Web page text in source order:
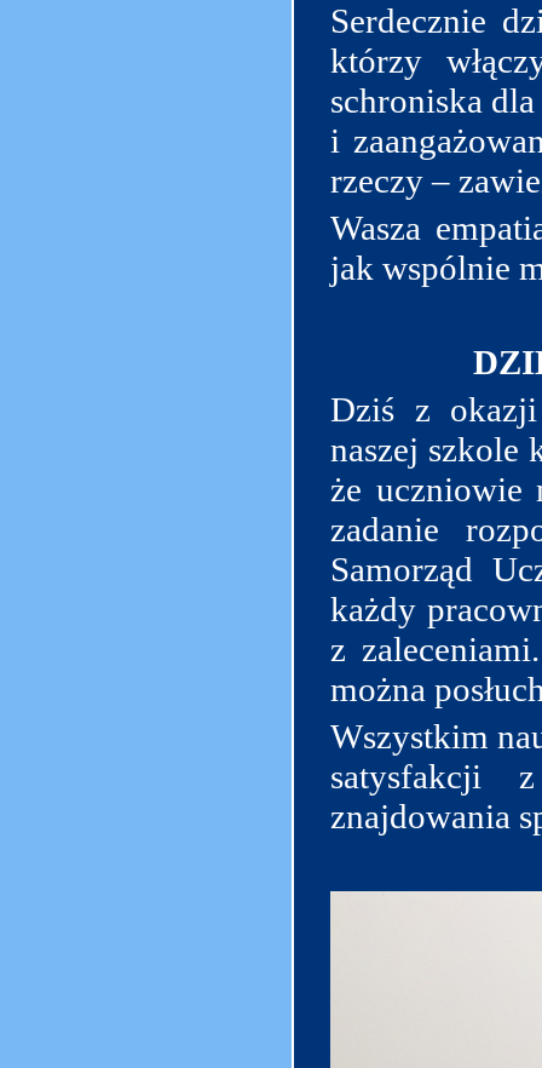
Serdecznie
którzy
schroniska
i
rzeczy –
Wasza
jak wspólnie
Dziś z
naszej szkole
że uczniowie
zadanie
Samorząd
każdy
z
można
Wszystkim
satysfakcji
znajdowania